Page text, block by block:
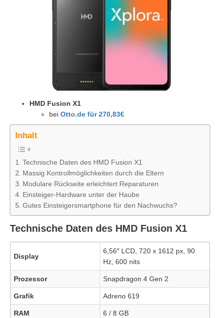
HMD Fusion X1
bei Otto.de für 270,83€
Inhalt
Technische Daten des HMD Fusion X1
Massig Kontrollmöglichkeiten durch die Eltern
Modulare Rückseite erleichtert Reparaturen
Einsteiger-Hardware unter der Haube
Gutes Einsteigersmartphone für den Nachwuchs?
Technische Daten des HMD Fusion X1
Display
6,56″ LCD, 720 x 1612 px, 90
Hz, 600 nits
Prozessor Snapdragon 4 Gen 2
Grafik Adreno 619
RAM 6 / 8 GB